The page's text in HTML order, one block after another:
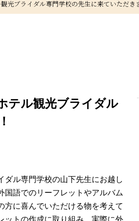
光ブライダル専門学校の先生に来ていただき
テル観光ブライダル
ダル専門学校の山下先生にお越し
国語でのリーフレットやアルバム
に喜んでいただける物を考えて